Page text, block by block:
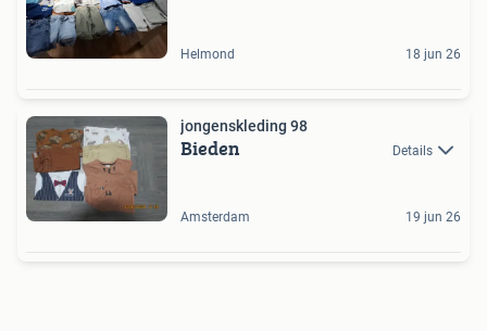
Helmond 18 jun 26
jongenskleding 98
Bieden Details
Amsterdam 19 jun 26